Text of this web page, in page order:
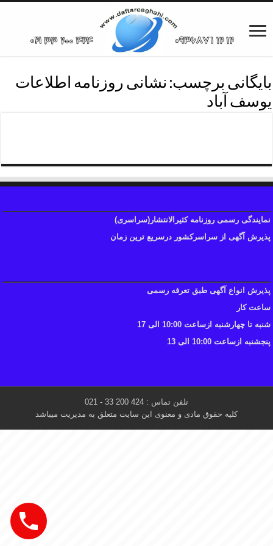
بایگانی برچسب: نشانی روزنامه اطلاعات
یوسف آباد
نمایندگی رسمی روزنامه کثیرالانتشار(سراسری)
پذیرش آگهی از سراسرکشور درسریع ترین زمان
پذیرش انواع آگهی طبق تعرفه رسمی
ساعت کار
شنبه تا چهارشنبه ازساعت 10:00 الی 17
پنجشنبه ازساعت 10:00 الی 13
تلفن تماس : 424 200 33 - 021
کلیه حقوق مادی و معنوی این سایت متعلق به مدیریت میباشد